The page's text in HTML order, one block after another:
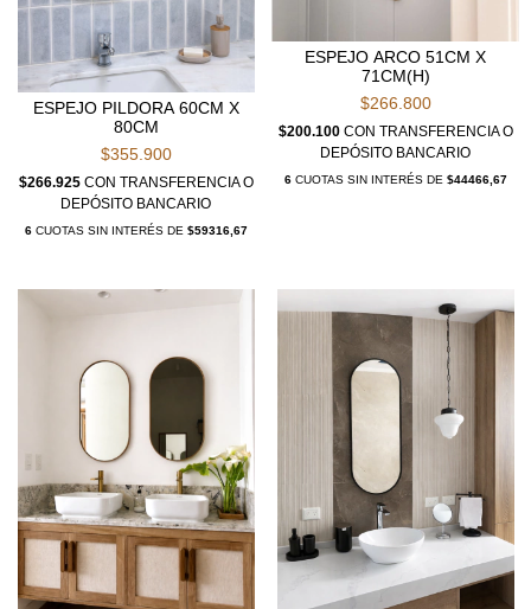
ESPEJO PILDORA 60CM X
80CM
$355.900
$266.925 CON TRANSFERENCIA O
DEPÓSITO BANCARIO
6CUOTAS SIN INTERÉS DE $59316,67
ESPEJO ARCO 51CM X
71CM(H)
$266.800
$200.100 CON TRANSFERENCIA O
DEPÓSITO BANCARIO
6CUOTAS SIN INTERÉS DE $44466,67